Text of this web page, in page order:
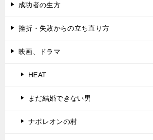
成功者の生方
挫折・失敗からの立ち直り方
映画、ドラマ
HEAT
まだ結婚できない男
ナポレオンの村